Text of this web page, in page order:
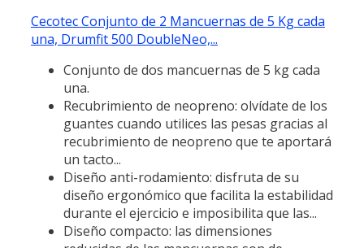
Cecotec Conjunto de 2 Mancuernas de 5 Kg cada
una, Drumfit 500 DoubleNeo,...
Conjunto de dos mancuernas de 5 kg cada
una.
Recubrimiento de neopreno: olvídate de los
guantes cuando utilices las pesas gracias al
recubrimiento de neopreno que te aportará
un tacto...
Diseño anti-rodamiento: disfruta de su
diseño ergonómico que facilita la estabilidad
durante el ejercicio e imposibilita que las...
Diseño compacto: las dimensiones